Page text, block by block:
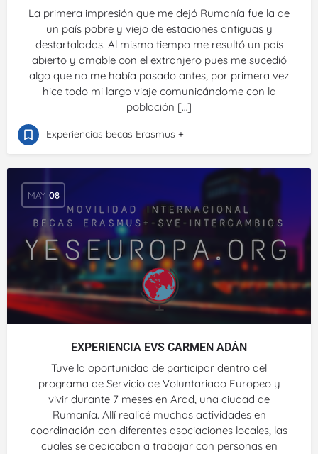
La primera impresión que me dejó Rumanía fue la de
un país pobre y viejo de estaciones antiguas y
destartaladas. Al mismo tiempo me resultó un país
abierto y amable con el extranjero pues me sucedió
algo que no me había pasado antes, por primera vez
hice todo mi largo viaje comunicándome con la
población […]
Experiencias becas Erasmus +
MAY 08
EXPERIENCIA EVS CARMEN ADÁN
Tuve la oportunidad de participar dentro del
programa de Servicio de Voluntariado Europeo y
vivir durante 7 meses en Arad, una ciudad de
Rumanía. Allí realicé muchas actividades en
coordinación con diferentes asociaciones locales, las
cuales se dedicaban a trabajar con personas en